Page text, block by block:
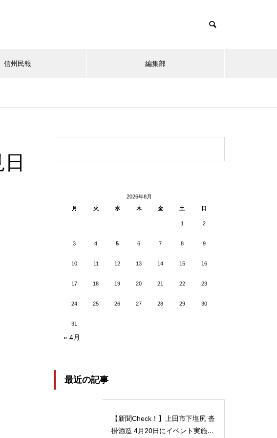
信州民報 編集部
2026年8月
月
火 水 木 金 土 日
1 2
3 4 5 6 7 8 9
10 11 12 13 14 15 16
17 18 19 20 21 22 23
24 25 26 27 28 29 30
31
« 4月
最近の記事
【新聞Check！】上田市下塩尻 沓
掛酒造 4月20日にイベント実施 5